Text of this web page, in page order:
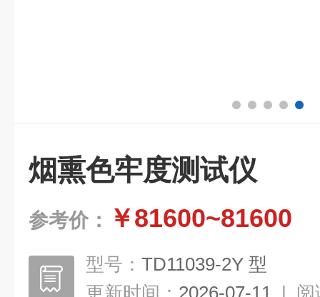
烟熏色牢度测试仪
参考价： ￥81600~81600
型号： TD11039-2Y 型
更新时间： 2026-07-11 | 阅